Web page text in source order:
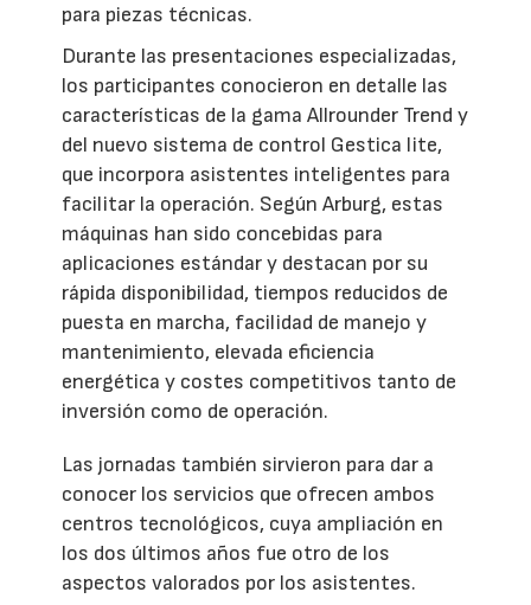
para piezas técnicas.
Durante las presentaciones especializadas,
los participantes conocieron en detalle las
características de la gama Allrounder Trend y
del nuevo sistema de control Gestica lite,
que incorpora asistentes inteligentes para
facilitar la operación. Según Arburg, estas
máquinas han sido concebidas para
aplicaciones estándar y destacan por su
rápida disponibilidad, tiempos reducidos de
puesta en marcha, facilidad de manejo y
mantenimiento, elevada eficiencia
energética y costes competitivos tanto de
inversión como de operación.
Las jornadas también sirvieron para dar a
conocer los servicios que ofrecen ambos
centros tecnológicos, cuya ampliación en
los dos últimos años fue otro de los
aspectos valorados por los asistentes.